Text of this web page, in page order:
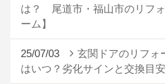
は？ 尾道市・福山市のリフ
ーム】
25/07/03
玄関ドアのリフォ
はいつ？劣化サインと交換目安